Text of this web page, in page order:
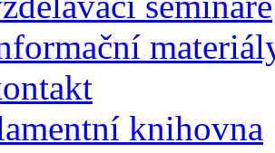
knihovna